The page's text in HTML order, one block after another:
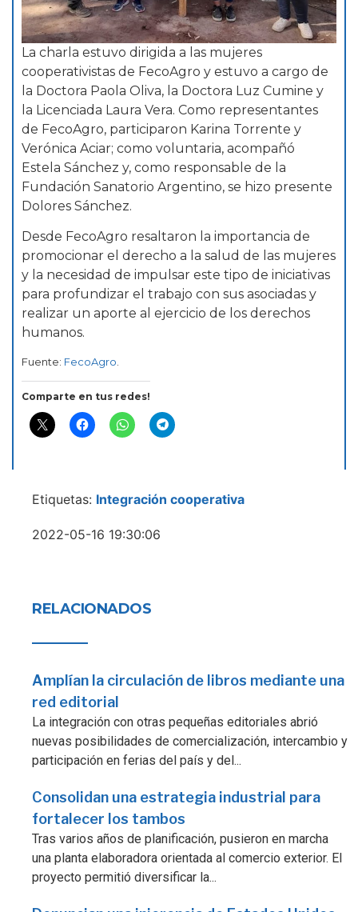
La charla estuvo dirigida a las mujeres
cooperativistas de FecoAgro y estuvo a cargo de
la Doctora Paola Oliva, la Doctora Luz Cumine y
la Licenciada Laura Vera. Como representantes
de FecoAgro, participaron Karina Torrente y
Verónica Aciar; como voluntaria, acompañó
Estela Sánchez y, como responsable de la
Fundación Sanatorio Argentino, se hizo presente
Dolores Sánchez.
Desde FecoAgro resaltaron la importancia de
promocionar el derecho a la salud de las mujeres
y la necesidad de impulsar este tipo de iniciativas
para profundizar el trabajo con sus asociadas y
realizar un aporte al ejercicio de los derechos
humanos.
Fuente: FecoAgro
Comparte en tus redes!
Etiquetas: Integración cooperativa
2022-05-16 19:30:06
RELACIONADOS
Amplían la circulación de libros mediante una
red editorial
La integración con otras pequeñas editoriales abrió
nuevas posibilidades de comercialización, intercambio y
participación en ferias del país y del...
Consolidan una estrategia industrial para
fortalecer los tambos
Tras varios años de planificación, pusieron en marcha
una planta elaboradora orientada al comercio exterior. El
proyecto permitió diversificar la...